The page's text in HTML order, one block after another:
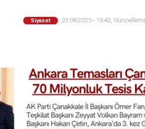
Siyaset 25.08.2025 - 15:42,